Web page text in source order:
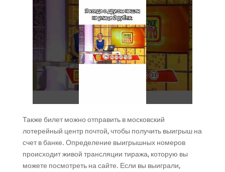
Также билет можно отправить в московский
лотерейный центр почтой, чтобы получить выигрыш на
счет в банке. Определение выигрышных номеров
происходит живой трансляции тиража, которую вы
можете посмотреть на сайте. Если вы выиграли,